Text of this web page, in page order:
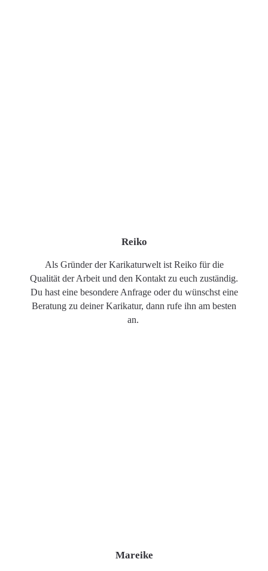
Reiko
Als Gründer der Karikaturwelt ist Reiko für die
Qualität der Arbeit und den Kontakt zu euch zuständig.
Du hast eine besondere Anfrage oder du wünschst eine
Beratung zu deiner Karikatur, dann rufe ihn am besten
an.
Mareike